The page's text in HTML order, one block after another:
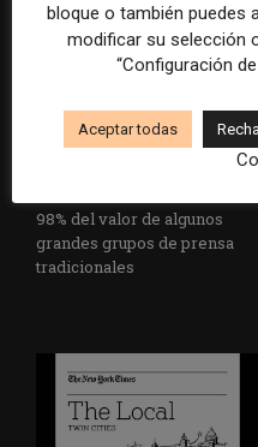
98% del valor de algunos
grandes grupos de prensa
tradicionales
bloque o también puedes
modificar su selección
“Configuración
Aceptar todas